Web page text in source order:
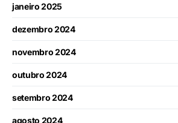
janeiro 2025
dezembro 2024
novembro 2024
outubro 2024
setembro 2024
agosto 2024